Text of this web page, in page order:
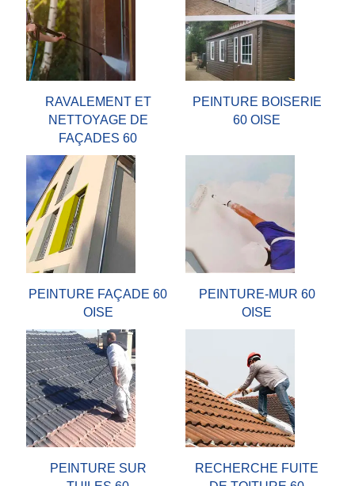
RAVALEMENT ET
NETTOYAGE DE
FAÇADES 60
PEINTURE BOISERIE
60 OISE
PEINTURE FAÇADE 60
OISE
PEINTURE-MUR 60
OISE
PEINTURE SUR
RECHERCHE FUITE